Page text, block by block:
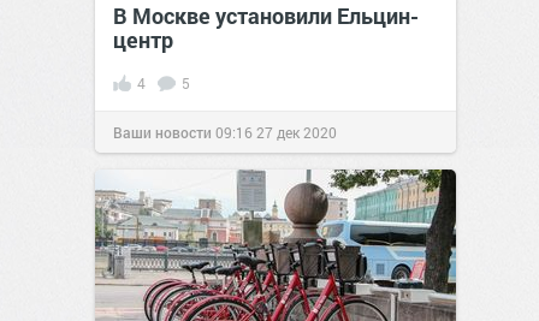
В Москве установили Ельцин-
центр
4 5
Ваши новости 09:16 27 дек 2020